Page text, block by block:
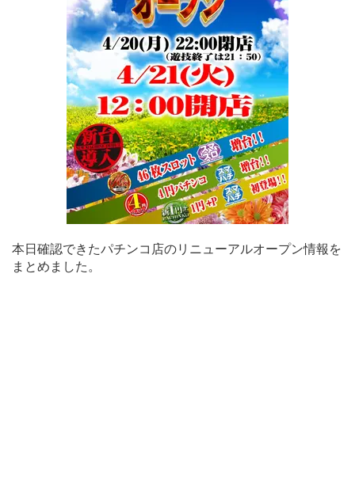
本日確認できたパチンコ店のリニューアルオープン情報を
まとめました。